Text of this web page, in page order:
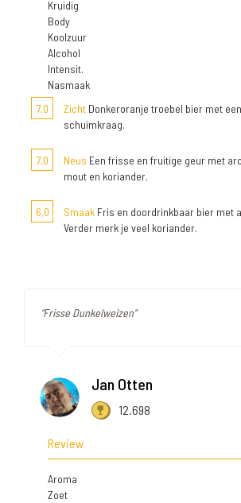
Kruidig
Body
Koolzuur
Alcohol
Intensit.
Nasmaak
7,0
Zicht Donkeroranje troebel bier met
schuimkraag.
7,0 Neus Een frisse en fruitige geur met
mout en koriander.
6,0 Smaak Fris en doordrinkbaar bier met
Verder merk je veel koriander.
"Frisse Dunkelweizen"
Jan Otten
12.698
Review
Aroma
Zoet